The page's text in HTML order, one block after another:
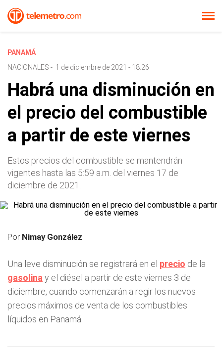
PANAMÁ
NACIONALES - 1 de diciembre de 2021 - 18:26
Habrá una disminución en
el precio del combustible
a partir de este viernes
Estos precios del combustible se mantendrán
vigentes hasta las 5:59 a.m. del viernes 17 de
diciembre de 2021.
Por Nimay González
Una leve disminución se registrará en el precio de la
gasolina y el diésel a partir de este viernes 3 de
diciembre, cuando comenzarán a regir los nuevos
precios máximos de venta de los combustibles
líquidos en Panamá.